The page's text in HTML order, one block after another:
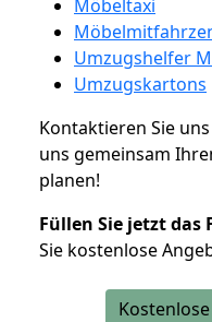
Möbeltaxi
Umzugshelfer
Umzugskartons
Kontaktieren Sie
uns gemeinsam
planen!
Füllen Sie jetzt das
Sie kostenlose